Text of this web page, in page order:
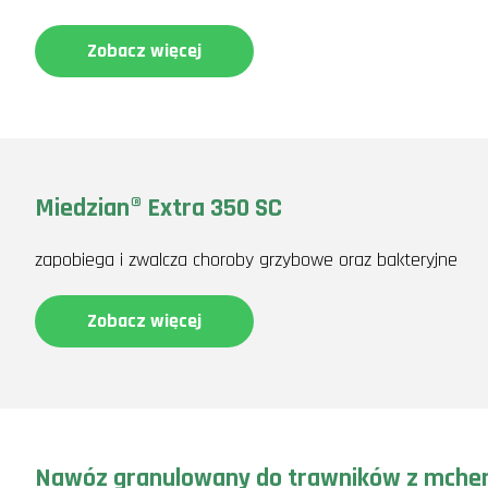
Zobacz więcej
Miedzian® Extra 350 SC
zapobiega i zwalcza choroby grzybowe oraz bakteryjne
Zobacz więcej
Nawóz granulowany do trawników z